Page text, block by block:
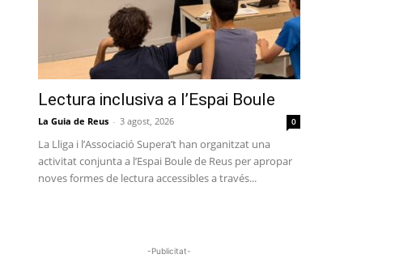
Lectura inclusiva a l’Espai Boule
La Guia de Reus - 3 agost, 2026 0
La Lliga i l’Associació Supera’t han organitzat una
activitat conjunta a l’Espai Boule de Reus per apropar
noves formes de lectura accessibles a través...
-Publicitat-